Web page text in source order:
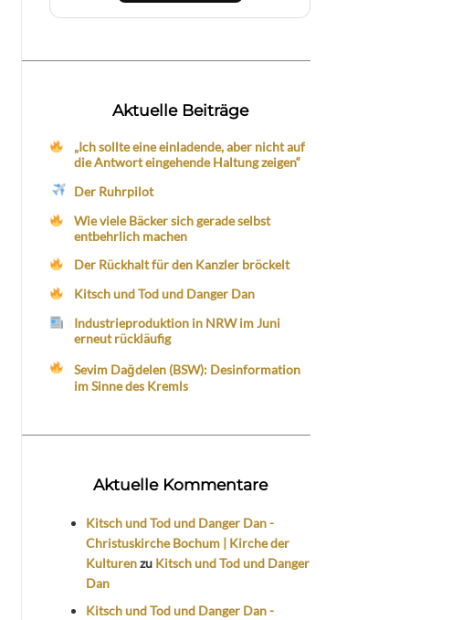
Aktuelle Beiträge
„Ich sollte eine einladende, aber nicht auf
die Antwort eingehende Haltung zeigen“
Der Ruhrpilot
Wie viele Bäcker sich gerade selbst
entbehrlich machen
Der Rückhalt für den Kanzler bröckelt
Kitsch und Tod und Danger Dan
Industrieproduktion in NRW im Juni
erneut rückläufig
Sevim Dağdelen (BSW): Desinformation
im Sinne des Kremls
Aktuelle Kommentare
Kitsch und Tod und Danger Dan -
Christuskirche Bochum | Kirche der
Kulturenzu Kitsch und Tod und Danger
Dan
Kitsch und Tod und Danger Dan -